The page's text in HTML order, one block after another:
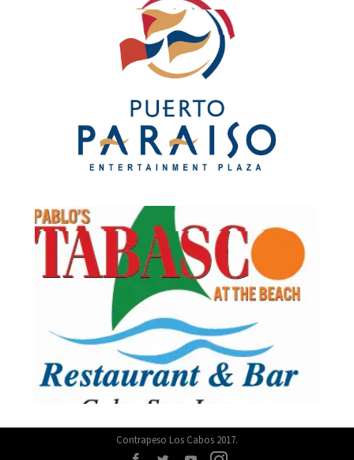
Contrapeso Los Cabos 2017.